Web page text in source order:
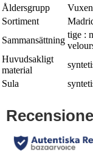
Åldersgrupp
Vuxen
Sortiment
Sammansättning
tige :
Huvudsakligt
material
Sula